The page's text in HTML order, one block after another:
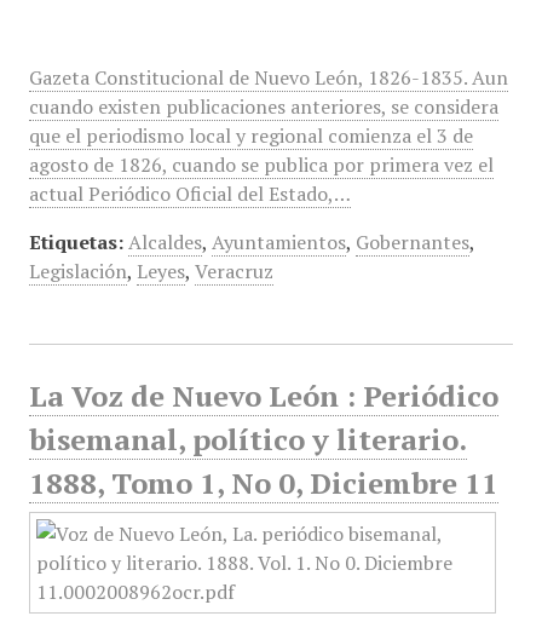
Gazeta Constitucional de Nuevo León, 1826-1835. Aun
cuando existen publicaciones anteriores, se considera
que el periodismo local y regional comienza el 3 de
agosto de 1826, cuando se publica por primera vez el
actual Periódico Oficial del Estado,…
Etiquetas: Alcaldes, Ayuntamientos, Gobernantes,
Legislación, Leyes, Veracruz
La Voz de Nuevo León : Periódico
bisemanal, político y literario.
1888, Tomo 1, No 0, Diciembre 11